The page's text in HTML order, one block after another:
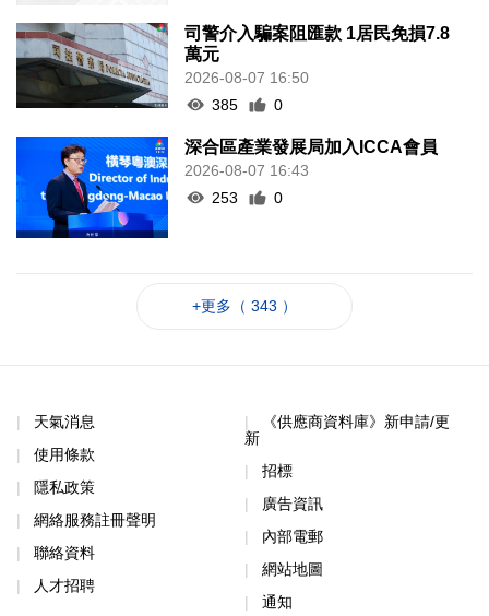
司警介入騙案阻匯款 1居民免損7.8
萬元
2026-08-07 16:50
385
0
深合區產業發展局加入ICCA會員
2026-08-07 16:43
253
0
+更多（ 343 ）
天氣消息
使用條款
隱私政策
網絡服務註冊聲明
聯絡資料
人才招聘
《供應商資料庫》新申請/更
新
招標
廣告資訊
內部電郵
網站地圖
通知